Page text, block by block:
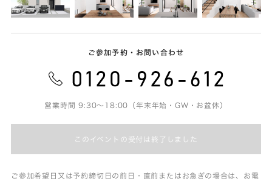
ご参加予約・お問い合わせ
営業時間 9:30～18:00（年末年始・GW・お盆休）
このイベントの受付は終了しました
ご参加希望日又は予約締切日の前日・直前またはお急ぎの場合は、お電